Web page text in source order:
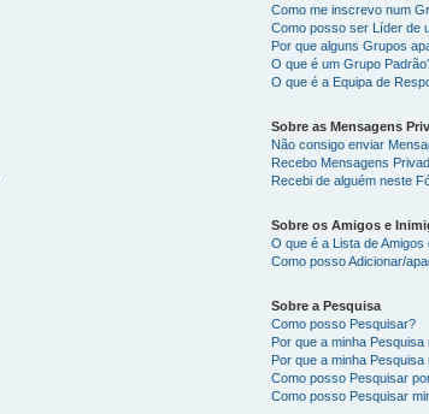
Como me inscrevo num
Como posso ser Líder de
Por que alguns Grupos
O que é um Grupo
O que é a Equipa de
Sobre as Mensagens
Não consigo enviar
Recebo Mensagens
Recebi de alguém neste
Sobre os Amigos e
O que é a Lista de Amigos
Como posso Adicionar/
Sobre a Pesquisa
Como posso Pesquisar?
Por que a minha
Por que a minha
Como posso Pesquisar
Como posso Pesquisar